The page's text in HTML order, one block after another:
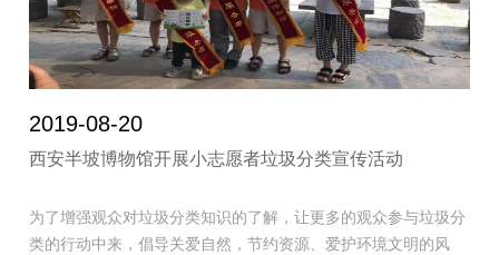
2019-08-20
西安半坡博物馆开展小志愿者垃圾分类宣传活动
为了增强观众对垃圾分类知识的了解，让更多的观众参与垃圾分
类的行动中来，倡导关爱自然，节约资源、爱护环境文明的风